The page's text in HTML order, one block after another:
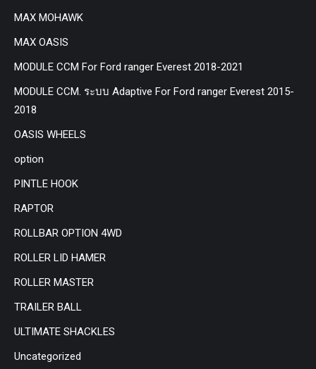
MAX MOHAWK
MAX OASIS
MODULE CCM For Ford ranger Everest 2018-2021
MODULE CCM. ระบบ Adaptive For Ford ranger Everest 2015-
2018
OASIS WHEELS
option
PINTLE HOOK
RAPTOR
ROLLBAR OPTION 4WD
ROLLER LID HAMER
ROLLER MASTER
TRAILER BALL
ULTIMATE SHACKLES
Uncategorized